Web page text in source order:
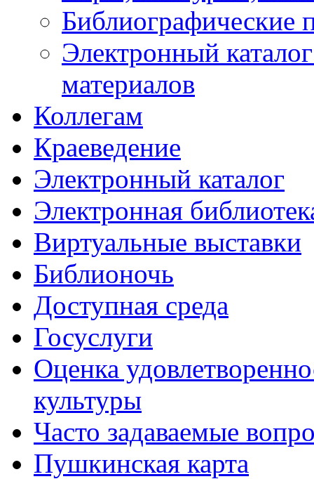
Библиографические
Электронный
материалов
Коллегам
Краеведение
Электронный каталог
Электронная
Виртуальные выставки
Библионочь
Доступная среда
Госуслуги
Оценка
культуры
Часто задаваемые
Пушкинская карта